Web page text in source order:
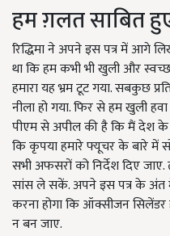
हम ग़लत साबित
रिद्धिमा ने अपने इस पत्र में आगे
था कि हम कभी भी खुली और
हमारा यह भ्रम टूट गया. सबकुछ
नीला हो गया. फिर से हम खुली
पीएम से अपील की है कि मैं देश
कि कृपया हमारे फ्यूचर के बारे में
सभी अफसरों को निर्देश दिए
सांस ले सकें. अपने इस पत्र के अंत
करना होगा कि ऑक्सीजन सिलेंडर
न बन जाए.